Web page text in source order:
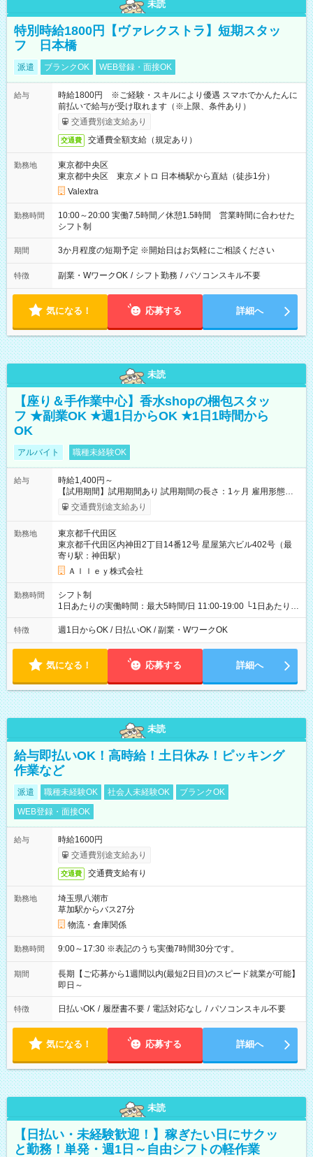
未読
特別時給1800円【ヴァレクストラ】短期スタッ
フ 日本橋
派遣 ブランクOK WEB登録・面接OK
給与
時給1800円 ※ご経験・スキルにより優遇 スマホでかんたんに
前払いで給与が受け取れます（※上限、条件あり）
交通費別途支給あり
交通費 交通費全額支給（規定あり）
勤務地
東京都中央区
東京都中央区 東京メトロ 日本橋駅から直結（徒歩1分）
Valextra
勤務時間
10:00～20:00 実働7.5時間／休憩1.5時間 営業時間に合わせた
シフト制
期間 3か月程度の短期予定 ※開始日はお気軽にご相談ください
特徴 副業・WワークOK / シフト勤務 / パソコンスキル不要
気になる！ 応募する 詳細へ
未読
【座り＆手作業中心】香水shopの梱包スタッ
フ ★副業OK ★週1日からOK ★1日1時間から
OK
アルバイト 職種未経験OK
給与
時給1,400円～
【試用期間】試用期間あり 試用期間の長さ：1ヶ月 雇用形態、
給与は本採用時と同じです。
交通費別途支給あり
勤務地
東京都千代田区
東京都千代田区内神田2丁目14番12号 星屋第六ビル402号（最
寄り駅：神田駅）
Ａｌｌｅｙ株式会社
勤務時間
シフト制
1日あたりの実働時間：最大5時間/日 11:00-19:00 └1日あたりの
実働時間：1-5時間 └上記の時間帯内であれば、いつでも勤務可
能！ └平日・土曜日の中で、お好きな曜日でご勤務いただけま
18:00 などのように、自由な働き方が可能なお仕事です！
特徴 週1日からOK / 日払いOK / 副業・WワークOK
気になる！ 応募する 詳細へ
未読
給与即払いOK！高時給！土日休み！ピッキング
作業など
派遣 職種未経験OK 社会人未経験OK
ブランクOK
WEB登録・面接OK
給与
時給1600円
交通費別途支給あり
交通費 交通費支給有り
勤務地
埼玉県八潮市
草加駅からバス27分
物流・倉庫関係
勤務時間 9:00～17:30 ※表記のうち実働7時間30分です。
期間
長期【ご応募から1週間以内(最短2日目)のスピード就業が可能】
即日～
特徴 日払いOK / 履歴書不要 / 電話対応なし / パソコンスキル不要
気になる！ 応募する 詳細へ
未読
【日払い・未経験歓迎！】稼ぎたい日にサクッ
と勤務！単発・週1日～自由シフトの軽作業